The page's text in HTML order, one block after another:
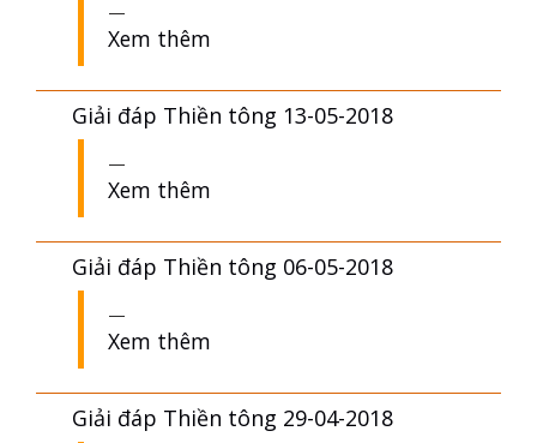
Xem thêm
Giải đáp Thiền tông 13-05-2018
Xem thêm
Giải đáp Thiền tông 06-05-2018
Xem thêm
Giải đáp Thiền tông 29-04-2018